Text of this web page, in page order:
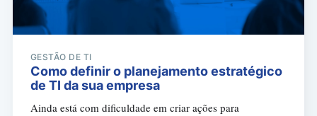
GESTÃO DE TI
Como definir o planejamento estratégico
de TI da sua empresa
Ainda está com dificuldade em criar ações para